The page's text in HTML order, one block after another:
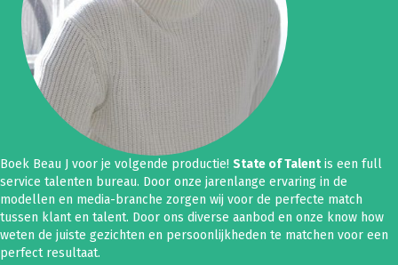
Boek Beau J voor je volgende productie! State of Talentis een full
service talenten bureau. Door onze jarenlange ervaring in de
modellen en media-branche zorgen wij voor de perfecte match
tussen klant en talent. Door ons diverse aanbod en onze know how
weten de juiste gezichten en persoonlijkheden te matchen voor een
perfect resultaat.